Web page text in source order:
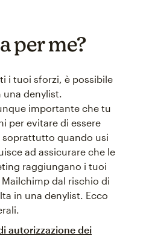
per me?
i tuoi sforzi, è possibile
una denylist.
importante che tu
per evitare di essere
quando usi
ad assicurare che le
raggiungano i tuoi
dal rischio di
in una denylist. Ecco
autorizzazione dei